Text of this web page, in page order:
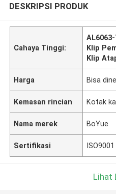
DESKRIPSI PRODUK
Cahaya Tinggi:
Klip
Klip
Harga Bisa
Kemasan rincian Kotak
Nama merek BoYue
Sertifikasi ISO9001
Lihat